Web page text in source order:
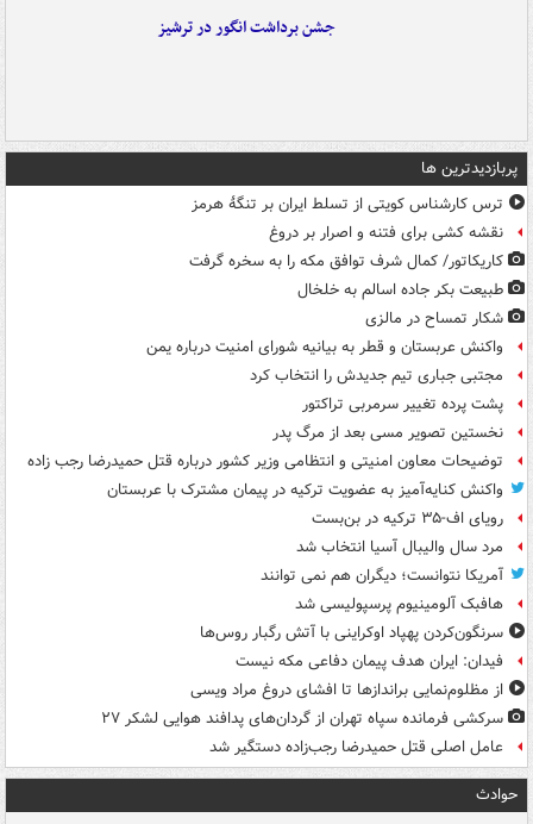
جشن برداشت انگور در ترشیز
پربازدیدترین ها
ترس کارشناس کویتی از تسلط ایران بر تنگۀ هرمز
نقشه کشی برای فتنه و اصرار بر دروغ
کاریکاتور/ کمال شرف توافق مکه را به سخره گرفت
طبیعت بکر جاده اسالم به خلخال
شکار تمساح در مالزی
واکنش عربستان و قطر به بیانیه شورای امنیت درباره یمن
مجتبی جباری تیم جدیدش را انتخاب کرد
پشت پرده تغییر سرمربی تراکتور
نخستین تصویر مسی بعد از مرگ پدر
توضیحات معاون امنیتی و انتظامی وزیر کشور درباره قتل حمیدرضا رجب زاده
واکنش کنایه‌آمیز به عضویت ترکیه در پیمان مشترک با عربستان
رویای اف-۳۵ ترکیه در بن‌بست
مرد سال والیبال آسیا انتخاب شد
آمریکا نتوانست؛ دیگران هم نمی توانند
هافبک آلومینیوم پرسپولیسی شد
سرنگون‌کردن پهپاد اوکراینی با آتش رگبار روس‌ها
فیدان: ایران هدف پیمان دفاعی مکه نیست
از مظلوم‌نمایی براندازها تا افشای دروغ مراد ویسی
سرکشی فرمانده سپاه تهران از گردان‌های پدافند هوایی لشکر ۲۷
عامل اصلی قتل حمیدرضا رجب‌زاده دستگیر شد
حوادث